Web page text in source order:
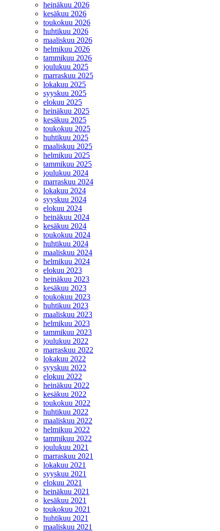
heinäkuu 2026
kesäkuu 2026
toukokuu 2026
huhtikuu 2026
maaliskuu 2026
helmikuu 2026
tammikuu 2026
joulukuu 2025
marraskuu 2025
lokakuu 2025
syyskuu 2025
elokuu 2025
heinäkuu 2025
kesäkuu 2025
toukokuu 2025
huhtikuu 2025
maaliskuu 2025
helmikuu 2025
tammikuu 2025
joulukuu 2024
marraskuu 2024
lokakuu 2024
syyskuu 2024
elokuu 2024
heinäkuu 2024
kesäkuu 2024
toukokuu 2024
huhtikuu 2024
maaliskuu 2024
helmikuu 2024
elokuu 2023
heinäkuu 2023
kesäkuu 2023
toukokuu 2023
huhtikuu 2023
maaliskuu 2023
helmikuu 2023
tammikuu 2023
joulukuu 2022
marraskuu 2022
lokakuu 2022
syyskuu 2022
elokuu 2022
heinäkuu 2022
kesäkuu 2022
toukokuu 2022
huhtikuu 2022
maaliskuu 2022
helmikuu 2022
tammikuu 2022
joulukuu 2021
marraskuu 2021
lokakuu 2021
syyskuu 2021
elokuu 2021
heinäkuu 2021
kesäkuu 2021
toukokuu 2021
huhtikuu 2021
maaliskuu 2021